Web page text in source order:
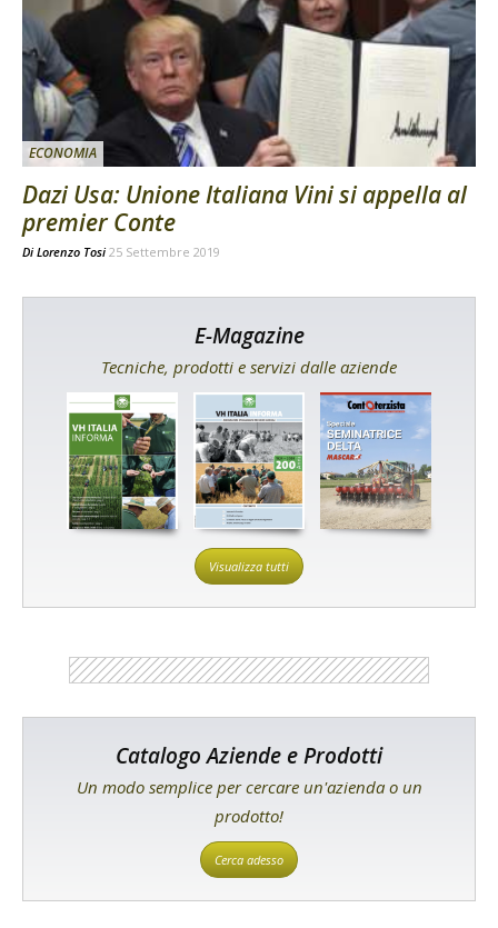
ECONOMIA
Dazi Usa: Unione Italiana Vini si appella al
premier Conte
Di Lorenzo Tosi 25 Settembre 2019
E-Magazine
Tecniche, prodotti e servizi dalle aziende
Visualizza tutti
Catalogo Aziende e Prodotti
Un modo semplice per cercare un'azienda o un
prodotto!
Cerca adesso